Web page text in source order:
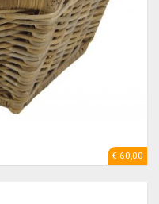
€ 60,00